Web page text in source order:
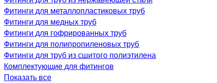
Фитинги для металлопластиковых труб
Фитинги для медных труб
Фитинги для гофрированных труб
Фитинги для полипропиленовых труб
Фитинги для труб из сшитого полиэтилена
Комплектующие для фитингов
Показать все